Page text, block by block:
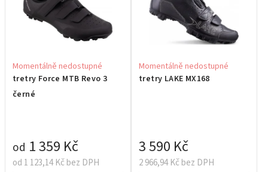
tretry Force MTB Revo 3
černé
Momentálně nedostupné
od 1 123,14 Kč bez DPH
od 1 359 Kč
tretry LAKE MX168
Momentálně nedostupné
2 966,94 Kč bez DPH
3 590 Kč